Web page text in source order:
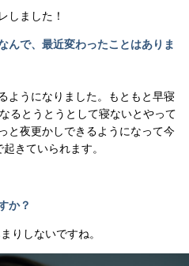
しました！
で、最近変わったことはありま
ようになりました。もともと早寝
るとうとうとして寝ないとやって
と夜更かしできるようになって今
きていられます。
か？
りしないですね。